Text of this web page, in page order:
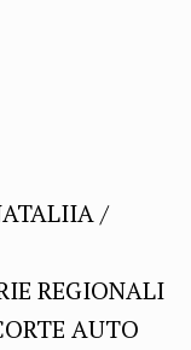
/
REGIONALI
AUTO